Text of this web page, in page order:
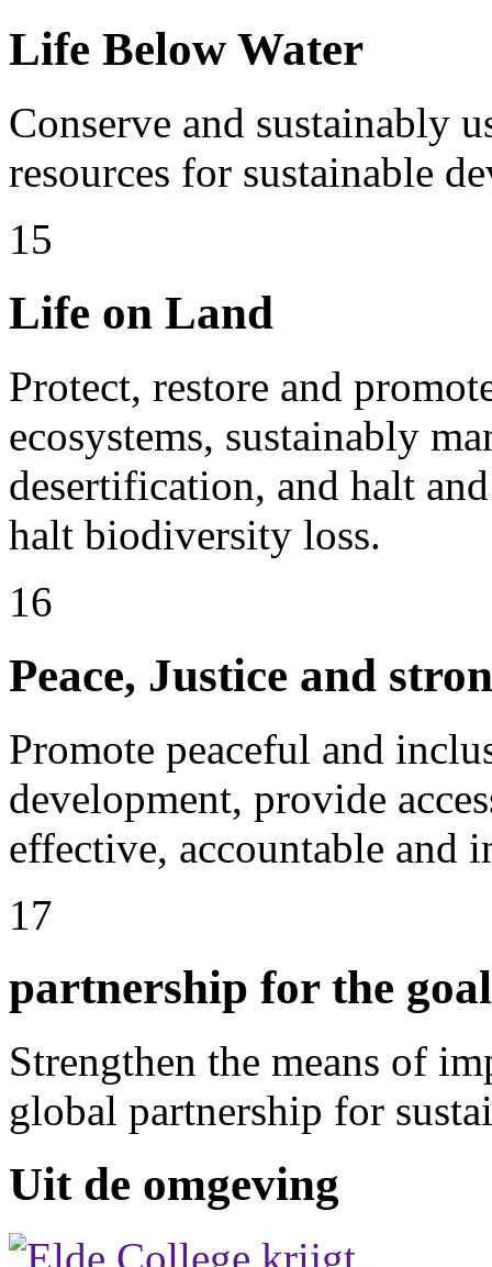
Life Below Water
Conserve and sustainably
resources for sustainable
15
Life on Land
Protect, restore and
ecosystems, sustainably
desertification, and halt
halt biodiversity loss.
16
Peace, Justice and
Promote peaceful and
development, provide
effective, accountable and
17
partnership for the
Strengthen the means of
global partnership for
Uit de omgeving